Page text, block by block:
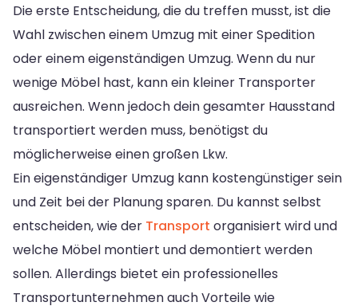
Die erste Entscheidung, die du treffen musst, ist die
Wahl zwischen einem Umzug mit einer Spedition
oder einem eigenständigen Umzug. Wenn du nur
wenige Möbel hast, kann ein kleiner Transporter
ausreichen. Wenn jedoch dein gesamter Hausstand
transportiert werden muss, benötigst du
möglicherweise einen großen Lkw.
Ein eigenständiger Umzug kann kostengünstiger sein
und Zeit bei der Planung sparen. Du kannst selbst
entscheiden, wie der Transport organisiert wird und
welche Möbel montiert und demontiert werden
sollen. Allerdings bietet ein professionelles
Transportunternehmen auch Vorteile wie